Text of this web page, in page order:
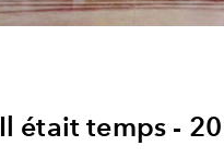
Il était temps -